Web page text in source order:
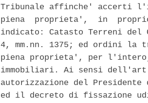
Tribunale affinche' accerti
piena  proprieta',  in
indicato: Catasto Terreni del
4, mm.nn. 1375; ed ordini
piena proprieta', per
immobiliari. Ai sensi dell'art.
autorizzazione del
ed il decreto di fissazione